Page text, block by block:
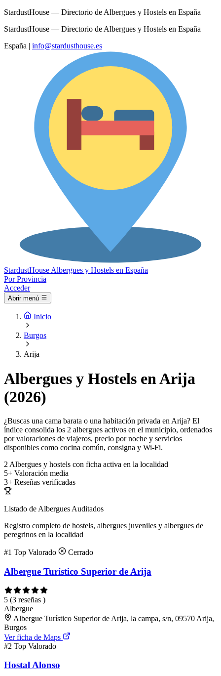
StardustHouse — Directorio de Albergues y Hostels en España
StardustHouse — Directorio de Albergues y Hostels en España
España | info@stardusthouse.es
StardustHouse Albergues y Hostels en España
Por Provincia
Acceder
Abrir menú
Inicio
Burgos
Arija
Albergues y Hostels en Arija
(2026)
¿Buscas una cama barata o una habitación privada en Arija? El
índice consolida los 2 albergues activos en el municipio, ordenados
por valoraciones de viajeros, precio por noche y servicios
disponibles como cocina común, consigna y Wi-Fi.
2 Albergues y hostels con ficha activa en la localidad
5+ Valoración media
3+ Reseñas verificadas
Listado de Albergues Auditados
Registro completo de hostels, albergues juveniles y albergues de
peregrinos en la localidad
#1 Top Valorado Cerrado
Albergue Turístico Superior de Arija
5 (3 reseñas )
Albergue
Albergue Turístico Superior de Arija, la campa, s/n, 09570 Arija,
Burgos
Ver ficha de Maps
#2 Top Valorado
Hostal Alonso